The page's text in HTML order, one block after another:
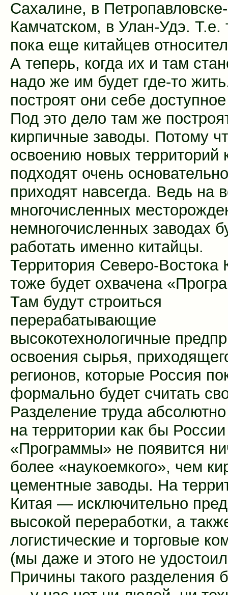
Сахалине, в Петропавловске-
Камчатском, в Улан-Удэ. Т.е.
пока еще китайцев
А теперь, когда их и там
надо же им будет где-то
построят они себе
Под это дело там же
кирпичные заводы. Потому
освоению новых территорий
подходят очень
приходят навсегда. Ведь на
многочисленных
немногочисленных заводах
работать именно китайцы.
Территория Северо-Востока
тоже будет охвачена
Там будут строиться
перерабатывающие
высокотехнологичные
освоения сырья,
регионов, которые Россия
формально будет считать
Разделение труда
на территории как бы
«Программы» не появится
более «наукоемкого», чем
цементные заводы. На
Китая — исключительно
высокой переработки, а
логистические и торговые
(мы даже и этого не
Причины такого разделения